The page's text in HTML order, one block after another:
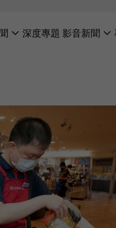
深度專題 影音新聞